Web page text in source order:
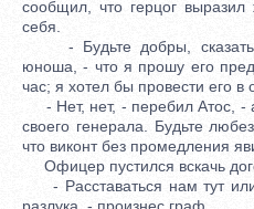
сообщил, что герцог
себя.
- Будьте добры, сказать
юноша, - что я прошу его
час; я хотел бы провести его в
- Нет, нет, - перебил Атос, -
своего генерала. Будьте
что виконт без промедления
Офицер пустился вскачь
- Расставаться нам тут
разлука, - произнес граф.